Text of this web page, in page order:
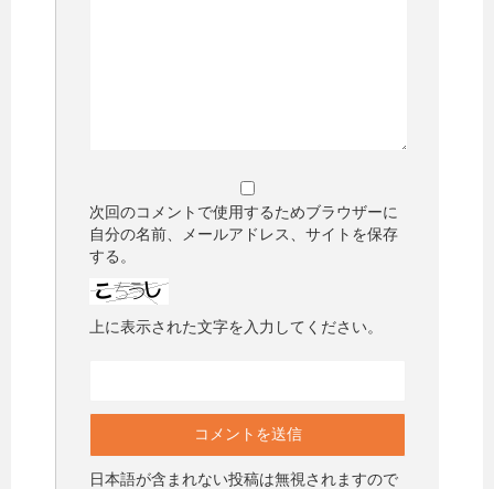
次回のコメントで使用するためブラウザーに
自分の名前、メールアドレス、サイトを保存
する。
上に表示された文字を入力してください。
日本語が含まれない投稿は無視されますので